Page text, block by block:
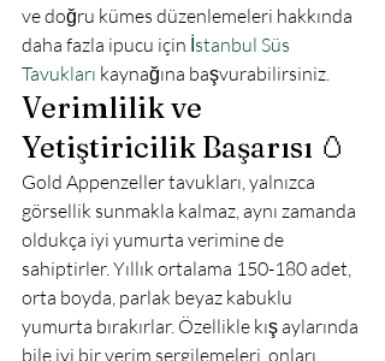
ve doğru kümes düzenlemeleri hakkında
daha fazla ipucu için İstanbul Süs
Tavukları kaynağına başvurabilirsiniz.
Verimlilik ve
Yetiştiricilik Başarısı 🥚
Gold Appenzeller tavukları, yalnızca
görsellik sunmakla kalmaz, aynı zamanda
oldukça iyi yumurta verimine de
sahiptirler. Yıllık ortalama 150-180 adet,
orta boyda, parlak beyaz kabuklu
yumurta bırakırlar. Özellikle kış aylarında
bile iyi bir verim sergilemeleri, onları